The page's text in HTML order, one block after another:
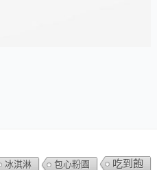
冰淇淋 包心粉園 吃到飽